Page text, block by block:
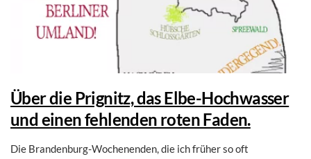
Über die Prignitz, das Elbe-Hochwasser
und einen fehlenden roten Faden.
Die Brandenburg-Wochenenden, die ich früher so oft